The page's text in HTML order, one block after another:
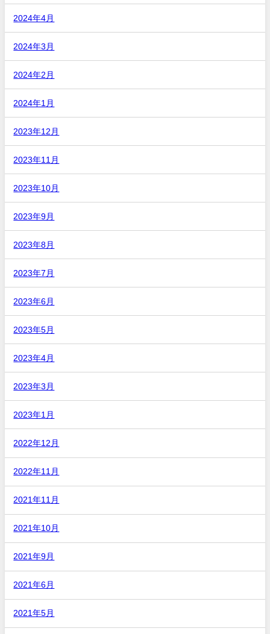
2024年4月
2024年3月
2024年2月
2024年1月
2023年12月
2023年11月
2023年10月
2023年9月
2023年8月
2023年7月
2023年6月
2023年5月
2023年4月
2023年3月
2023年1月
2022年12月
2022年11月
2021年11月
2021年10月
2021年9月
2021年6月
2021年5月